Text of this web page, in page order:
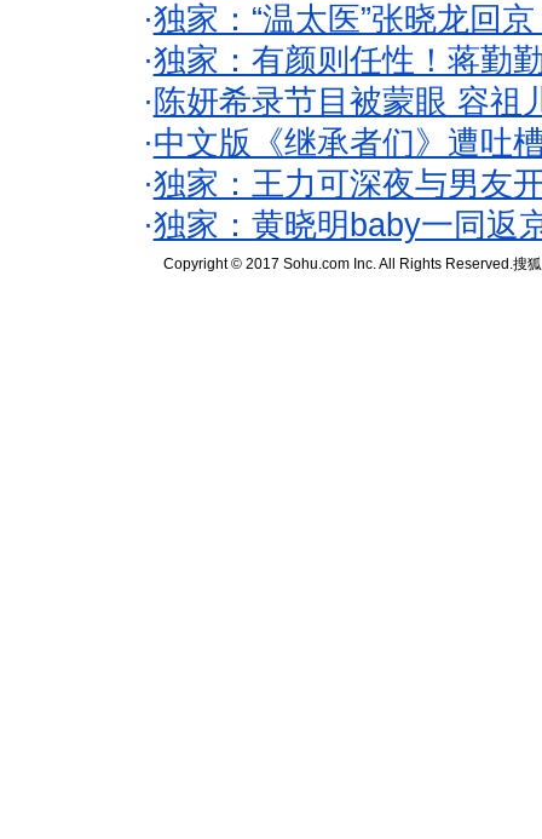
·独家：“温太医”张晓龙回
·独家：有颜则任性！蒋勤
· 陈妍希录节目被蒙眼 容祖
·中文版《继承者们》遭吐
·独家：王力可深夜与男友
·独家：黄晓明baby一同返
Copyright © 2017 Sohu.com Inc. All Rights Reserved.搜